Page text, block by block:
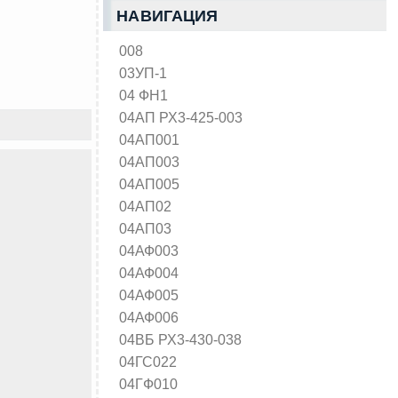
НАВИГАЦИЯ
008
03УП-1
04 ФН1
04АП РХ3-425-003
04АП001
04АП003
04АП005
04АП02
04АП03
04АФ003
04АФ004
04АФ005
04АФ006
04ВБ РХ3-430-038
04ГС022
04ГФ010